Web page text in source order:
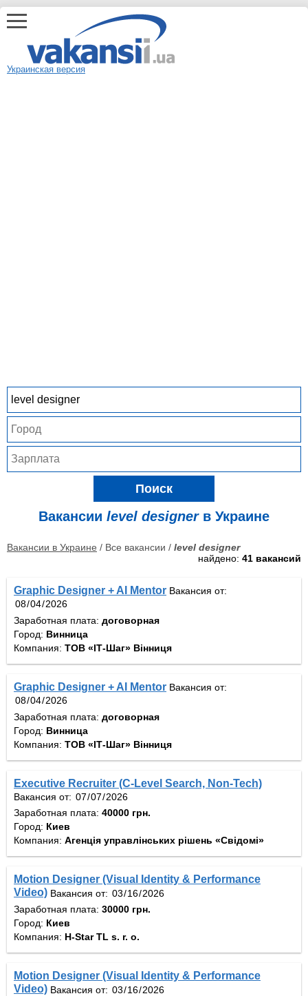
Украинская версия
Поиск
Вакансии level designerв Украине
Вакансии в Украине / Все вакансии / level designer
найдено: 41 вакансий
Graphic Designer + AI Mentor Вакансия от:
Заработная плата: договорная
Город: Винница
Компания: ТОВ «ІТ-Шаг» Вінниця
Graphic Designer + AI Mentor Вакансия от:
Заработная плата: договорная
Город: Винница
Компания: ТОВ «ІТ-Шаг» Вінниця
Executive Recruiter (C-Level Search, Non-Tech)
Вакансия от:
Заработная плата: 40000 грн.
Город: Киев
Компания: Агенція управлінських рішень «Свідомі»
Motion Designer (Visual Identity & Performance
Video) Вакансия от:
Заработная плата: 30000 грн.
Город: Киев
Компания: H-Star TL s. r. o.
Motion Designer (Visual Identity & Performance
Video) Вакансия от: